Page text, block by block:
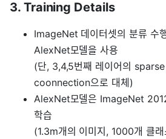
3. Training Details
ImageNet 데이터셋의 분류 수
AlexNet모델을 사용
(단, 3,4,5번째 레이어의
coonnection으로 대체)
AlexNet모델은 ImageNet
학습
(1.3m개의 이미지, 1000개 클래